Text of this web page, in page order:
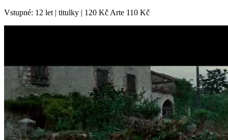
Vstupné: 12 let | titulky | 120 Kč Arte 110 Kč